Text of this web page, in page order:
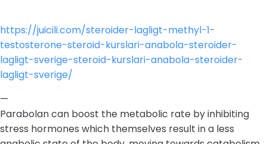
https://juicili.com/steroider-lagligt-methyl-1-
testosterone-steroid-kurslari-anabola-steroider-
lagligt-sverige-steroid-kurslari-anabola-steroider-
lagligt-sverige/
—
Parabolan can boost the metabolic rate by inhibiting
stress hormones which themselves result in a less